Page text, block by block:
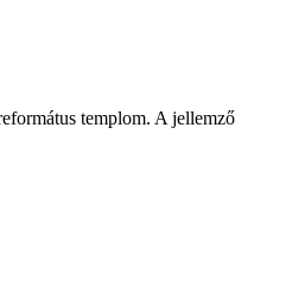
templom. A jellemző